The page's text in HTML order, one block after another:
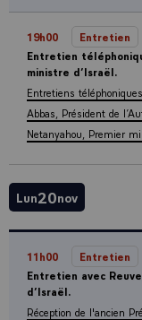
19h00
Entretien
Entretien
ministre d’Israël.
Entretiens
Abbas, Président de
Netanyahou, Premier
Lun20nov
11h00
Entretien
Entretien avec
d’Israël.
Réception de l'ancien